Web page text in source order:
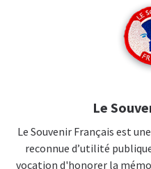
Le
Le Souvenir Français est
reconnue d’utilité
vocation d'honorer la